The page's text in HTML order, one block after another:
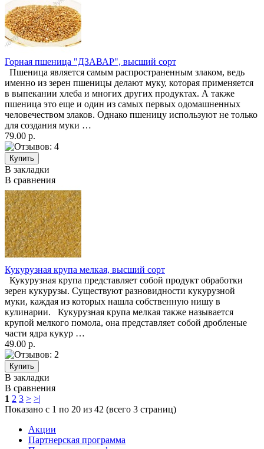
Горная пшеница "ДЗАВАР", высший сорт
Пшеница является самым распространенным злаком, ведь
именно из зерен пшеницы делают муку, которая применяется
в выпекании хлеба и многих других продуктах. А также
пшеница это еще и один из самых первых одомашненных
человечеством злаков. Однако пшеницу используют не только
для создания муки …
79.00 р.
В закладки
В сравнения
Кукурузная крупа мелкая, высший сорт
Кукурузная крупа представляет собой продукт обработки
зерен кукурузы. Существуют разновидности кукурузной
муки, каждая из которых нашла собственную нишу в
кулинарии. Кукурузная крупа мелкая также называется
крупой мелкого помола, она представляет собой дробленые
части ядра кукур …
49.00 р.
В закладки
В сравнения
1 2 3 > >|
Показано с 1 по 20 из 42 (всего 3 страниц)
Акции
Партнерская программа